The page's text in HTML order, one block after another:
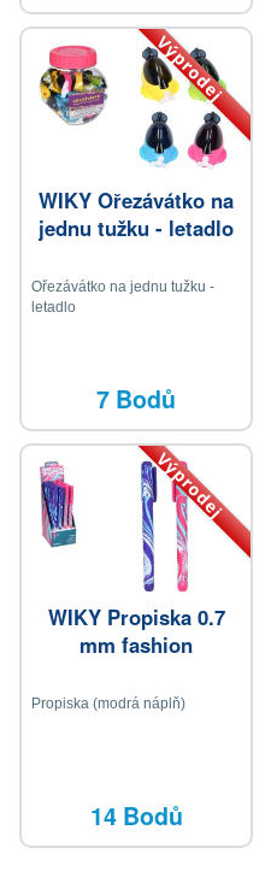
Výprodej
WIKY Ořezávátko na
jednu tužku - letadlo
Ořezávátko na jednu tužku -
letadlo
7 Bodů
Výprodej
WIKY Propiska 0.7
mm fashion
Propiska (modrá náplň)
14 Bodů